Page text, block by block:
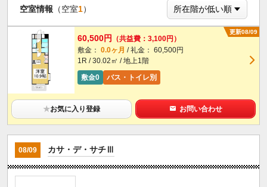
空室情報 （空室1）
更新08/09
60,500円
（共益費：3,100円）
敷金： 0.0ヶ月 / 礼金： 60,500円
1R / 30.02㎡ / 地上1階
敷金0
バス・トイレ別
★お気に入り登録 お問い合わせ
08/09 カサ・デ・サチⅢ